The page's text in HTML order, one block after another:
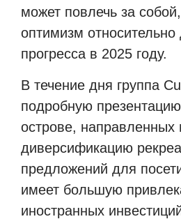
может повлечь за
оптимизм относительно
прогресса в 2025 году.
В течение дня группа
подробную
острове,
диверсификацию
предложений для
имеет большую
иностранных